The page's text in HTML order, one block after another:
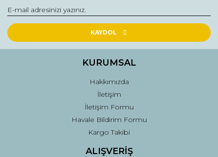
KAYDOL
KURUMSAL
Hakkımızda
İletişim
İletişim Formu
Havale Bildirim Formu
Kargo Takibi
ALIŞVERİŞ